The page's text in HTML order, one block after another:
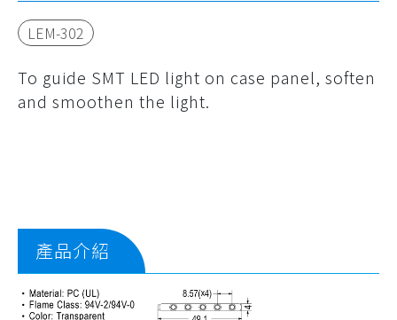
LEM-302
To guide SMT LED light on case panel, soften
and smoothen the light.
產品介紹